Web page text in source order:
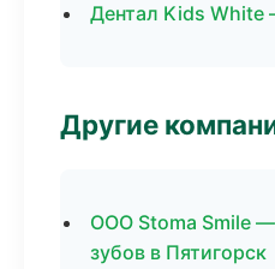
Дентал Kids White
Другие
ООО Stoma Smile
зубов в Пятигорск